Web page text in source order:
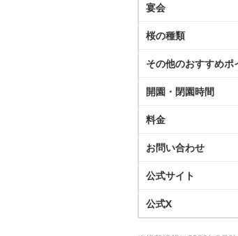
宴会
桜の種類
その他のおすすめポ
開園・閉園時間
料金
お問い合わせ
公式サイト
公式X